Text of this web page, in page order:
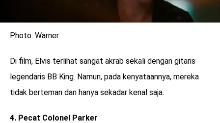
Photo: Warner
Di film, Elvis terlihat sangat akrab sekali dengan gitaris
legendaris BB King. Namun, pada kenyataannya, mereka
tidak berteman dan hanya sekadar kenal saja.
4. Pecat Colonel Parker